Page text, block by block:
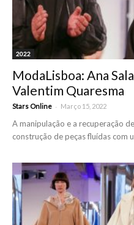
2022
ModaLisboa: Ana
Valentim Quaresma
Stars Online - Março 15, 2022
A manipulação e a recuperação
construção de peças fluídas com